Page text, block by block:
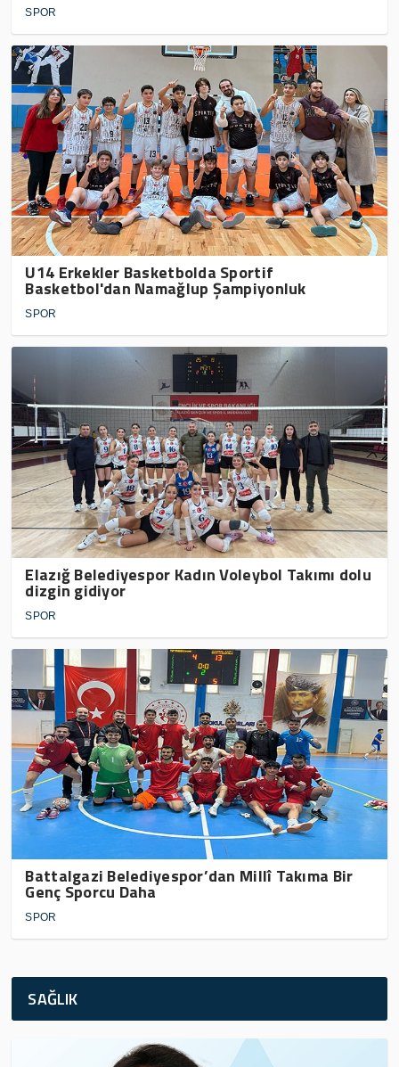
SPOR
U14 Erkekler Basketbolda Sportif
Basketbol'dan Namağlup Şampiyonluk
SPOR
Elazığ Belediyespor Kadın Voleybol Takımı dolu
dizgin gidiyor
SPOR
Battalgazi Belediyespor’dan Millî Takıma Bir
Genç Sporcu Daha
SPOR
SAĞLIK